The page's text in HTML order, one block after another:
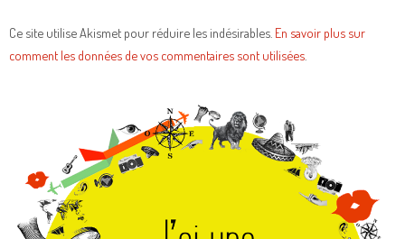
Ce site utilise Akismet pour réduire les indésirables. En savoir plus sur
comment les données de vos commentaires sont utilisées